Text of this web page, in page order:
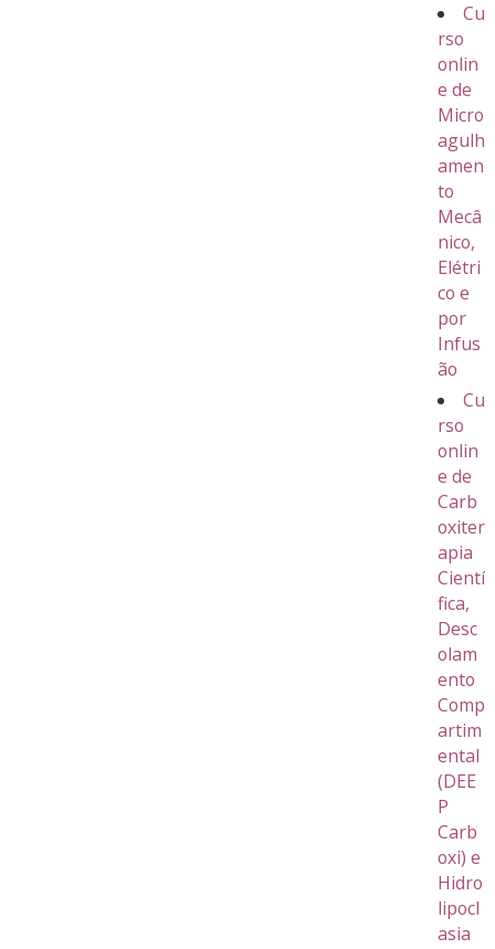
Cu
rso
onlin
e de
Micro
agulh
amen
to
Mecâ
nico,
Elétri
co e
por
Infus
ão
Cu
rso
onlin
e de
Carb
oxiter
apia
Cientí
fica,
Desc
olam
ento
Comp
artim
ental
(DEE
P
Carb
oxi) e
Hidro
lipocl
asia